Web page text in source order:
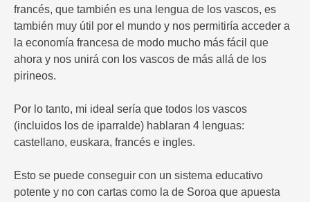
francés, que también es una lengua de los vascos, es
también muy útil por el mundo y nos permitiría acceder a
la economía francesa de modo mucho más fácil que
ahora y nos unirá con los vascos de más allá de los
pirineos.
Por lo tanto, mi ideal sería que todos los vascos
(incluidos los de iparralde) hablaran 4 lenguas:
castellano, euskara, francés e ingles.
Esto se puede conseguir con un sistema educativo
potente y no con cartas como la de Soroa que apuesta